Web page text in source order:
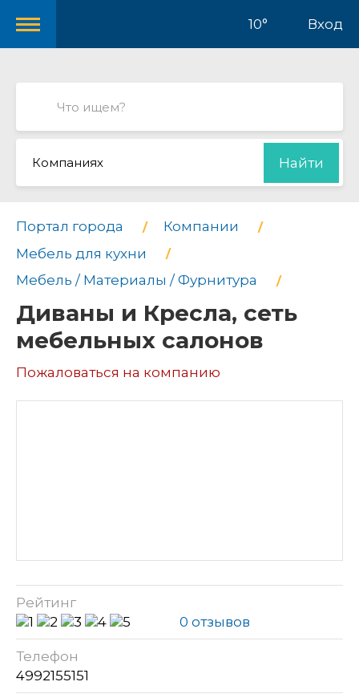
10° Вход
Компаниях Найти
Портал города
Компании
Мебель для кухни
Мебель / Материалы / Фурнитура
Диваны и Кресла, сеть
мебельных салонов
Пожаловаться на компанию
Рейтинг
0 отзывов
Телефон
4992155151